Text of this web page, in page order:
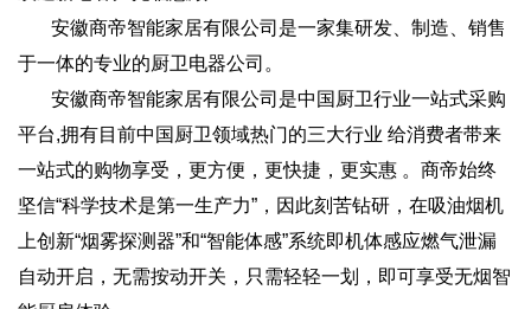
安徽商帝智能家居有限公司是一家集研发、制造、销售
于一体的专业的厨卫电器公司。
安徽商帝智能家居有限公司是中国厨卫行业一站式采购
平台,拥有目前中国厨卫领域热门的三大行业 给消费者带来
一站式的购物享受，更方便，更快捷，更实惠 。商帝始终
坚信“科学技术是第一生产力”，因此刻苦钻研，在吸油烟机
上创新“烟雾探测器”和“智能体感”系统即机体感应燃气泄漏
自动开启，无需按动开关，只需轻轻一划，即可享受无烟智